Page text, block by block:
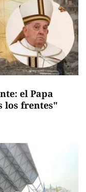
el Papa
los frentes"